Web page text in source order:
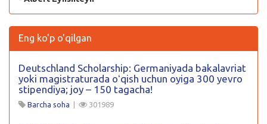
Eng ko'p o'qilgan
Deutschland Scholarship: Germaniyada bakalavriat
yoki magistraturada oʻqish uchun oyiga 300 yevro
stipendiya; joy – 150 tagacha!
Barcha soha | 301989